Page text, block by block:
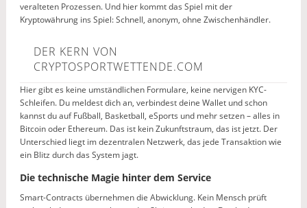
veralteten Prozessen. Und hier kommt das Spiel mit der
Kryptowährung ins Spiel: Schnell, anonym, ohne Zwischenhändler.
DER KERN VON
CRYPTOSPORTWETTENDE.COM
Hier gibt es keine umständlichen Formulare, keine nervigen KYC-
Schleifen. Du meldest dich an, verbindest deine Wallet und schon
kannst du auf Fußball, Basketball, eSports und mehr setzen – alles in
Bitcoin oder Ethereum. Das ist kein Zukunftstraum, das ist jetzt. Der
Unterschied liegt im dezentralen Netzwerk, das jede Transaktion wie
ein Blitz durch das System jagt.
Die technische Magie hinter dem Service
Smart-Contracts übernehmen die Abwicklung. Kein Mensch prüft